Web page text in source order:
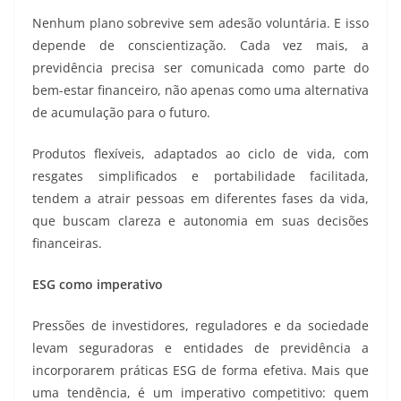
Nenhum plano sobrevive sem adesão voluntária. E isso
depende de conscientização. Cada vez mais, a
previdência precisa ser comunicada como parte do
bem-estar financeiro, não apenas como uma alternativa
de acumulação para o futuro.
Produtos flexíveis, adaptados ao ciclo de vida, com
resgates simplificados e portabilidade facilitada,
tendem a atrair pessoas em diferentes fases da vida,
que buscam clareza e autonomia em suas decisões
financeiras.
ESG como imperativo
Pressões de investidores, reguladores e da sociedade
levam seguradoras e entidades de previdência a
incorporarem práticas ESG de forma efetiva. Mais que
uma tendência, é um imperativo competitivo: quem